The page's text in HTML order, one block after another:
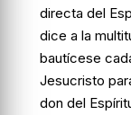
directa del
dice a la
bautícese
Jesucristo
don del